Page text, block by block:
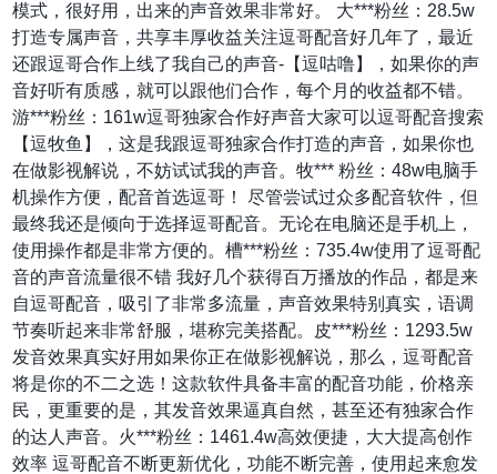
模式，很好用，出来的声音效果非常好。 大***粉丝：28.5w
打造专属声音，共享丰厚收益关注逗哥配音好几年了，最近
还跟逗哥合作上线了我自己的声音-【逗咕噜】，如果你的声
音好听有质感，就可以跟他们合作，每个月的收益都不错。
游***粉丝：161w逗哥独家合作好声音大家可以逗哥配音搜索
【逗牧鱼】，这是我跟逗哥独家合作打造的声音，如果你也
在做影视解说，不妨试试我的声音。牧*** 粉丝：48w电脑手
机操作方便，配音首选逗哥！ 尽管尝试过众多配音软件，但
最终我还是倾向于选择逗哥配音。无论在电脑还是手机上，
使用操作都是非常方便的。槽***粉丝：735.4w使用了逗哥配
音的声音流量很不错 我好几个获得百万播放的作品，都是来
自逗哥配音，吸引了非常多流量，声音效果特别真实，语调
节奏听起来非常舒服，堪称完美搭配。皮***粉丝：1293.5w
发音效果真实好用如果你正在做影视解说，那么，逗哥配音
将是你的不二之选！这款软件具备丰富的配音功能，价格亲
民，更重要的是，其发音效果逼真自然，甚至还有独家合作
的达人声音。火***粉丝：1461.4w高效便捷，大大提高创作
效率 逗哥配音不断更新优化，功能不断完善，使用起来愈发